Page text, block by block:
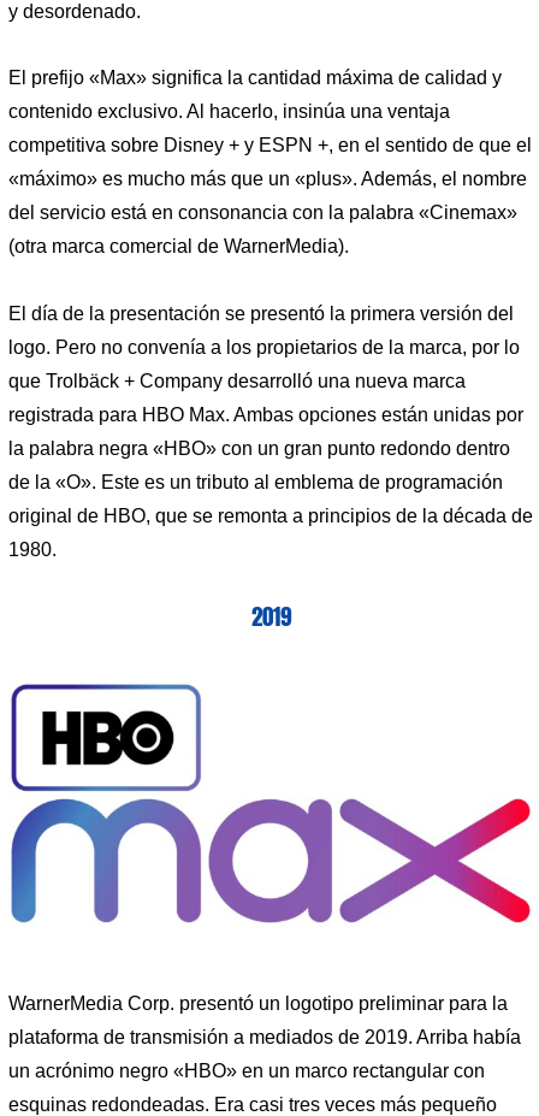
y desordenado.
El prefijo «Max» significa la cantidad máxima de calidad y
contenido exclusivo. Al hacerlo, insinúa una ventaja
competitiva sobre Disney + y ESPN +, en el sentido de que el
«máximo» es mucho más que un «plus». Además, el nombre
del servicio está en consonancia con la palabra «Cinemax»
(otra marca comercial de WarnerMedia).
El día de la presentación se presentó la primera versión del
logo. Pero no convenía a los propietarios de la marca, por lo
que Trolbäck + Company desarrolló una nueva marca
registrada para HBO Max. Ambas opciones están unidas por
la palabra negra «HBO» con un gran punto redondo dentro
de la «O». Este es un tributo al emblema de programación
original de HBO, que se remonta a principios de la década de
1980.
2019
WarnerMedia Corp. presentó un logotipo preliminar para la
plataforma de transmisión a mediados de 2019. Arriba había
un acrónimo negro «HBO» en un marco rectangular con
esquinas redondeadas. Era casi tres veces más pequeño